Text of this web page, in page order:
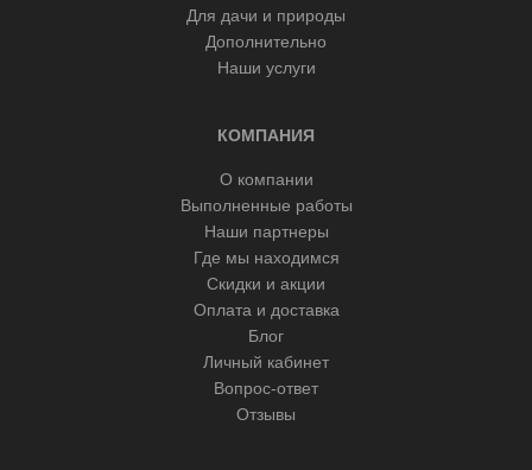
Для дачи и природы
Дополнительно
Наши услуги
КОМПАНИЯ
О компании
Выполненные работы
Наши партнеры
Где мы находимся
Скидки и акции
Оплата и доставка
Блог
Личный кабинет
Вопрос-ответ
Отзывы